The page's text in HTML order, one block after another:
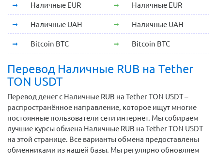
Наличные EUR Наличные EUR
Наличные UAH Наличные UAH
Bitcoin BTC Bitcoin BTC
Перевод Наличные RUB на Tether
TON USDT
Перевод денег с Наличные RUB на Tether TON USDT –
распространённое направление, которое ищут многие
постоянные пользователи сети интернет. Мы собираем
лучшие курсы обмена Наличные RUB на Tether TON USDT
на этой странице. Все варианты обмена предоставлены
обменниками из нашей базы. Мы регулярно обновляем